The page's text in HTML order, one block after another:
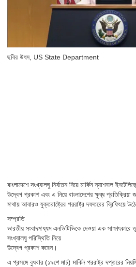
ছবির উৎস, US State Department
বাংলাদেশে সংখ্যালঘু নির্যাতন নিয়ে মার্কিন ন্যাশনাল
উদ্বেগ প্রকাশ এবং এ নিয়ে বাংলাদেশের ক্ষুব্ধ প্রতিক্রিয়া
মাথায় আবারও যুক্তরাষ্ট্রের পররাষ্ট্র দফতরের ব্রিফিংয়ে
সম্প্রতি
ভারতীয় সংবাদমাধ্যম এনডিটিভিকে দেওয়া এক সাক্ষাৎকারে
সংখ্যালঘু পরিস্থিতি নিয়ে
উদ্বেগ প্রকাশ করেন।
এ প্রসঙ্গে বুধবার (১৯শে মার্চ) মার্কিন পররাষ্ট্র দপ্তরের